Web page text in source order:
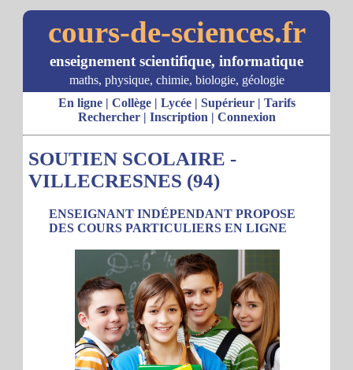
cours-de-sciences.fr
enseignement scientifique, informatique
maths, physique, chimie, biologie, géologie
En ligne| Collège| Lycée| Supérieur| Tarifs
Rechercher| Inscription | Connexion
SOUTIEN SCOLAIRE -
VILLECRESNES (94)
ENSEIGNANT INDÉPENDANT PROPOSE
DES COURS PARTICULIERS EN LIGNE